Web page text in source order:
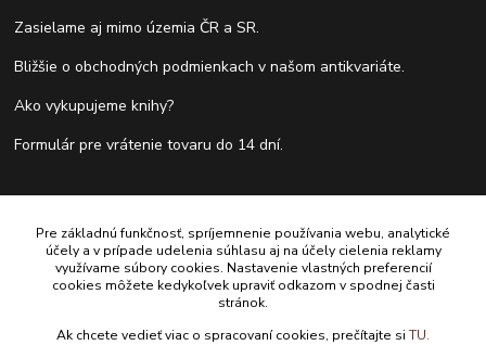
Zasielame aj mimo územia ČR a SR.
Bližšie o obchodných podmienkach v našom antikvariáte.
Ako vykupujeme knihy?
Formulár pre vrátenie tovaru do 14 dní.
Kontakty
Antikvariát Antikvýchod
+421 911 881 967
Pre základnú funkčnosť, spríjemnenie používania webu, analytické
účely a v prípade udelenia súhlasu aj na účely cielenia reklamy
využívame súbory cookies. Nastavenie vlastných preferencií
cookies môžete kedykoľvek upraviť odkazom v spodnej časti
stránok.
Ak chcete vedieť viac o spracovaní cookies, prečítajte siTU.